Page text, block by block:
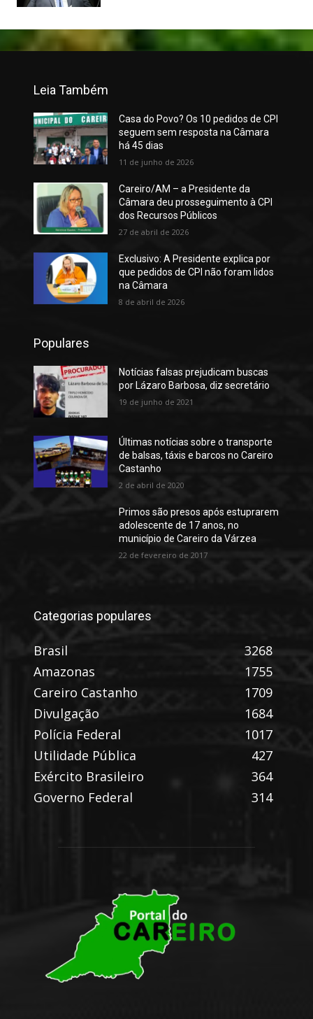
Leia Também
Casa do Povo? Os 10 pedidos de CPI
seguem sem resposta na Câmara
há 45 dias
11 de junho de 2026
Careiro/AM – a Presidente da
Câmara deu prosseguimento à CPI
dos Recursos Públicos
27 de abril de 2026
Exclusivo: A Presidente explica por
que pedidos de CPI não foram lidos
na Câmara
8 de abril de 2026
Populares
Notícias falsas prejudicam buscas
por Lázaro Barbosa, diz secretário
19 de junho de 2021
Últimas notícias sobre o transporte
de balsas, táxis e barcos no Careiro
Castanho
2 de abril de 2020
Primos são presos após estuprarem
adolescente de 17 anos, no
município de Careiro da Várzea
22 de fevereiro de 2017
Categorias populares
Brasil
3268
Amazonas
1755
Careiro Castanho
1709
Divulgação
1684
Polícia Federal
1017
Utilidade Pública
427
Exército Brasileiro
364
Governo Federal
314